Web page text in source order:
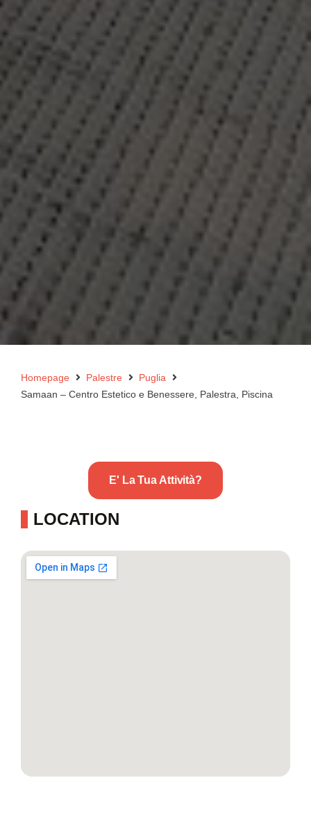
Homepage Palestre
Puglia
Samaan – Centro Estetico e Benessere, Palestra, Piscina
E' La Tua Attività?
LOCATION